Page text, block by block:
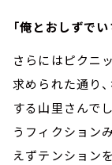
「俺とおしずでい
さらにはピクニ
求められた通り
する山里さんで
うフィクション
えずテンション